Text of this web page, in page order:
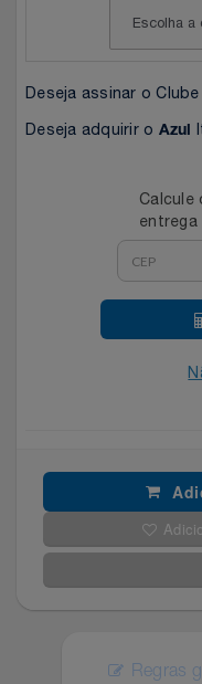
SEU VALE TE
Celulares E Smartphone
Cozinha
Eletrodomésticos
Eletroportáteis
Ferramentas
Informática
Extra
Jbl
Loccitane Au Bresil
Individual
Natura
Pet Love Saúde
Deseja assinar o Clube
Deseja adquirir o Azul
Calcule
entrega
Regras